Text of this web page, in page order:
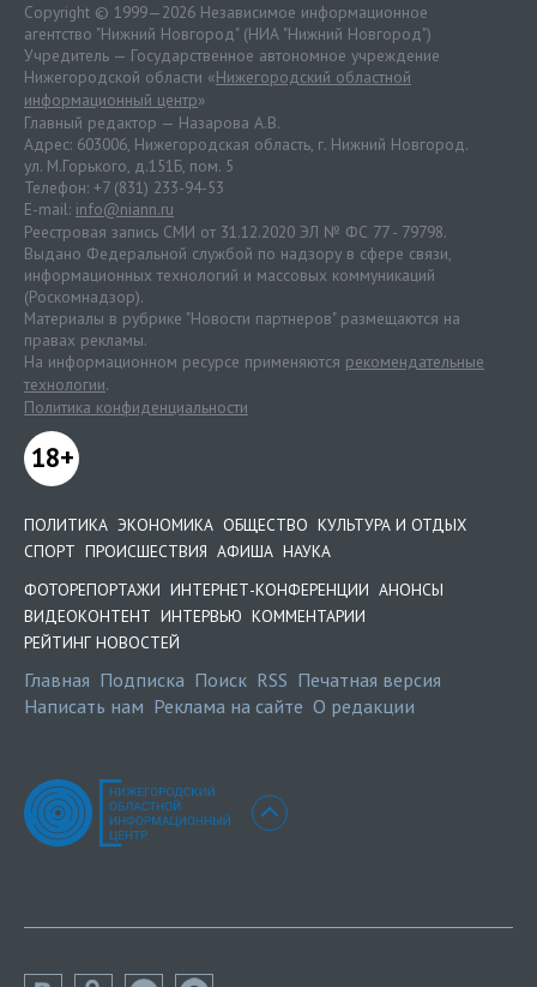
Copyright © 1999—2026 Независимое информационное
агентство "Нижний Новгород" (НИА "Нижний Новгород")
Учредитель — Государственное автономное учреждение
Нижегородской области «Нижегородский областной
информационный центр»
Главный редактор — Назарова А.В.
Адрес: 603006, Нижегородская область, г. Нижний Новгород.
ул. М.Горького, д.151Б, пом. 5
Телефон: +7 (831) 233-94-53
E-mail: info@niann.ru
Реестровая запись СМИ от 31.12.2020 ЭЛ № ФС 77 - 79798.
Выдано Федеральной службой по надзору в сфере связи,
информационных технологий и массовых коммуникаций
(Роскомнадзор).
Материалы в рубрике "Новости партнеров" размещаются на
правах рекламы.
На информационном ресурсе применяются рекомендательные
технологии.
Политика конфиденциальности
18+
ПОЛИТИКА ЭКОНОМИКА ОБЩЕСТВО КУЛЬТУРА И ОТДЫХ
СПОРТ ПРОИСШЕСТВИЯ АФИША НАУКА
ФОТОРЕПОРТАЖИ ИНТЕРНЕТ-КОНФЕРЕНЦИИ АНОНСЫ
ВИДЕОКОНТЕНТ ИНТЕРВЬЮ КОММЕНТАРИИ
РЕЙТИНГ НОВОСТЕЙ
Главная Подписка Поиск RSS Печатная версия
Написать нам Реклама на сайте О редакции